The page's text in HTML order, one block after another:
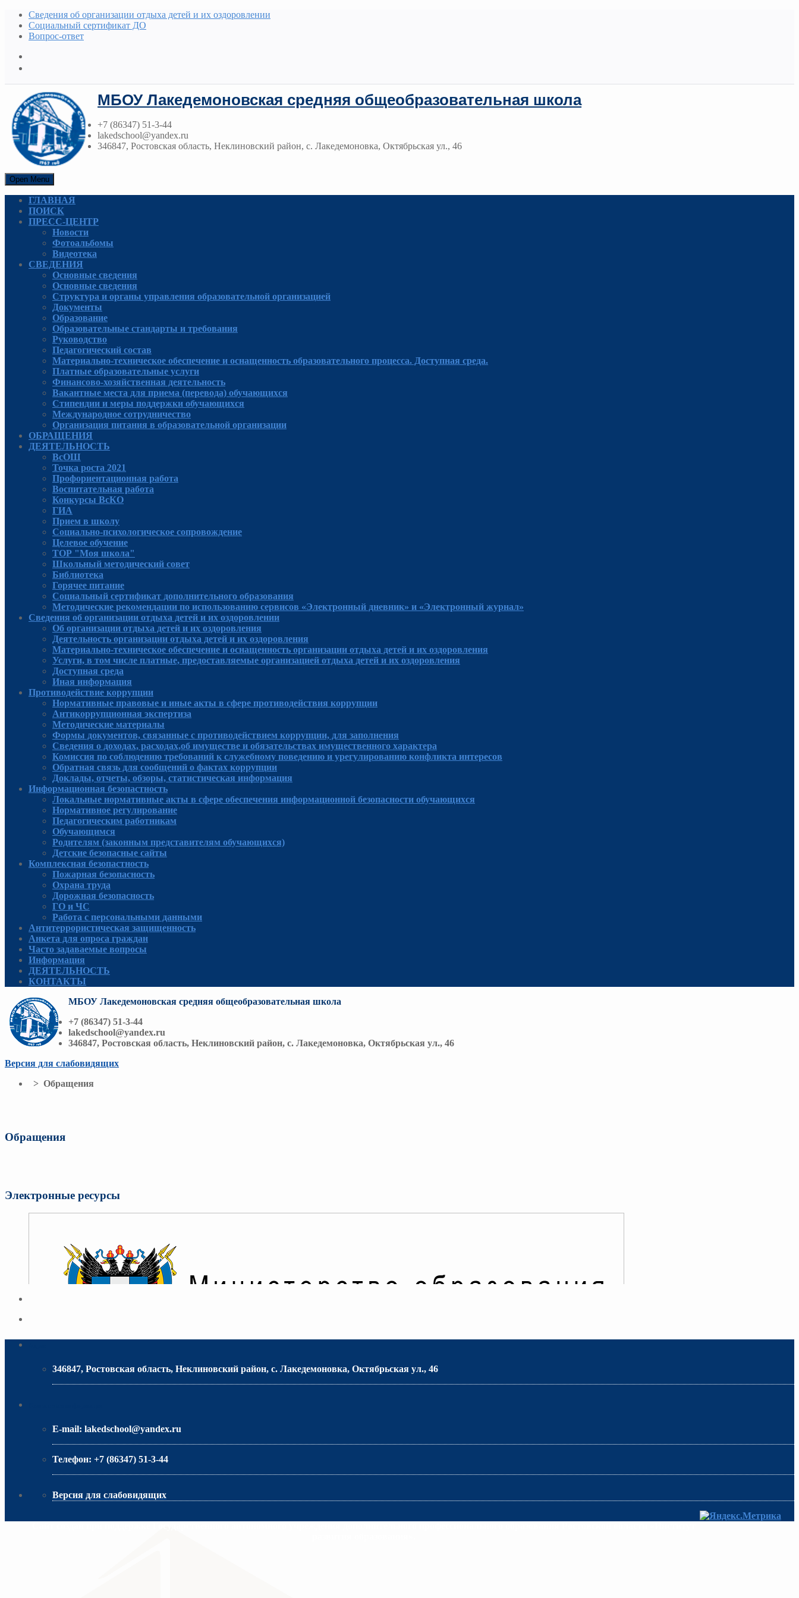
Сведения об организации отдыха детей и их оздоровлении
Социальный сертификат ДО
Вопрос-ответ
МБОУ Лакедемоновская средняя общеобразовательная школа
+7 (86347) 51-3-44
lakedschool@yandex.ru
346847, Ростовская область, Неклиновский район, с. Лакедемоновка, Октябрьская ул., 46
Open Menu
ГЛАВНАЯ
ПОИСК
ПРЕСС-ЦЕНТР
Новости
Фотоальбомы
Видеотека
СВЕДЕНИЯ
Основные сведения
Основные сведения
Структура и органы управления образовательной организацией
Документы
Образование
Образовательные стандарты и требования
Руководcтво
Педагогический состав
Материально-техническое обеспечение и оснащенность образовательного процесса. Доступная среда.
Платные образовательные услуги
Финансово-хозяйственная деятельность
Вакантные места для приема (перевода) обучающихся
Стипендии и меры поддержки обучающихся
Международное сотрудничество
Организация питания в образовательной организации
ОБРАЩЕНИЯ
ДЕЯТЕЛЬНОСТЬ
ВсОШ
Точка роста 2021
Профориентационная работа
Воспитательная работа
Конкурсы ВсКО
ГИА
Прием в школу
Социально-психологическое сопровождение
Целевое обучение
ТОР "Моя школа"
Школьный методический совет
Библиотека
Горячее питание
Социальный сертификат дополнительного образования
Методические рекомендации по использованию сервисов «Электронный дневник» и «Электронный журнал»
Сведения об организации отдыха детей и их оздоровлении
Об организации отдыха детей и их оздоровления
Деятельность организации отдыха детей и их оздоровления
Материально-техническое обеспечение и оснащенность организации отдыха детей и их оздоровления
Услуги, в том числе платные, предоставляемые организацией отдыха детей и их оздоровления
Доступная среда
Иная информация
Противодействие коррупции
Нормативные правовые и иные акты в сфере противодействия коррупции
Антикоррупционная экспертиза
Методические материалы
Формы документов, связанные с противодействием коррупции, для заполнения
Сведения о доходах, расходах,об имуществе и обязательствах имущественного характера
Комиссия по соблюдению требований к служебному поведению и урегулированию конфликта интересов
Обратная связь для сообщений о фактах коррупции
Доклады, отчеты, обзоры, статистическая информация
Информационная безопастность
Локальные нормативные акты в сфере обеспечения информационной безопасности обучающихся
Нормативное регулирование
Педагогическим работникам
Обучающимся
Родителям (законным представителям обучающихся)
Детские безопасные сайты
Комплексная безопастность
Пожарная безопасность
Охрана труда
Дорожная безопасность
ГО и ЧС
Работа с персональными данными
Антитеррористическая защищенность
Анкета для опроса граждан
Часто задаваемые вопросы
Информация
ДЕЯТЕЛЬНОСТЬ
КОНТАКТЫ
МБОУ Лакедемоновская средняя общеобразовательная школа
+7 (86347) 51-3-44
lakedschool@yandex.ru
346847, Ростовская область, Неклиновский район, с. Лакедемоновка, Октябрьская ул., 46
Версия для слабовидящих
> Обращения
Обращения
Электронные ресурсы
346847, Ростовская область, Неклиновский район, с. Лакедемоновка, Октябрьская ул., 46
E-mail: lakedschool@yandex.ru
Телефон: +7 (86347) 51-3-44
Версия для слабовидящих